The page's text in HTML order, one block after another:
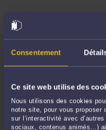
Consentement
Ce site web utilise des
Nous utilisons des cookies
notre site, pour vous proposer
sur l’interactivité avec
sociaux, contenus animés…)
A QUELLES CONDITIONS UN
D'ENSEIGNEMENT SUPÉRIEUR
TEMPORAIRES VACATAIRES
67 ANS ?